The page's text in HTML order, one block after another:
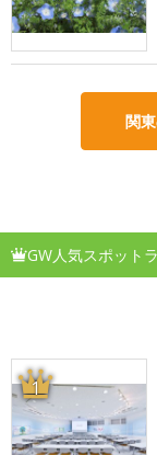
関
GW人気スポット
1